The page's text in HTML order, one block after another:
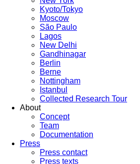
Kyoto/Tokyo
Moscow
São Paulo
Lagos
New Delhi
Gandhinagar
Berlin
Berne
Nottingham
Istanbul
Collected Research Tour
About
Concept
Team
Documentation
Press
Press contact
Press texts